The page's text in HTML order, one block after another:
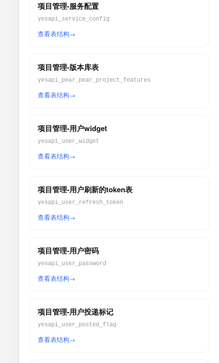
项目管理-服务配置
yesapi_service_config
查看表结构
项目管理-版本库表
yesapi_pear_pear_project_features
查看表结构
项目管理-用户widget
yesapi_user_widget
查看表结构
项目管理-用户刷新的token表
yesapi_user_refresh_token
查看表结构
项目管理-用户密码
yesapi_user_password
查看表结构
项目管理-用户投递标记
yesapi_user_posted_flag
查看表结构